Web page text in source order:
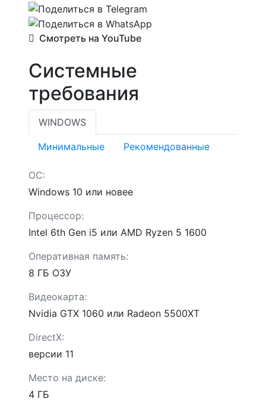
Смотреть на YouTube
Системные
требования
WINDOWS
Минимальные Рекомендованные
ОС:
Windows 10 или новее
Процессор:
Intel 6th Gen i5 или AMD Ryzen 5 1600
Оперативная память:
8 ГБ ОЗУ
Видеокарта:
Nvidia GTX 1060 или Radeon 5500XT
DirectX:
версии 11
Место на диске:
4 ГБ